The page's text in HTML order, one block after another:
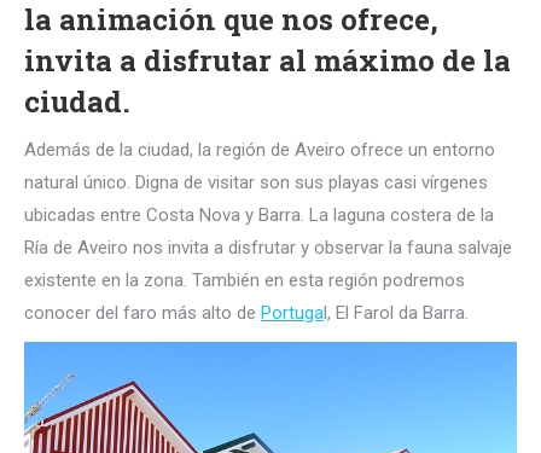
la animación que nos ofrece,
invita a disfrutar al máximo de la
ciudad.
Además de la ciudad, la región de Aveiro ofrece un entorno
natural único. Digna de visitar son sus playas casi vírgenes
ubicadas entre Costa Nova y Barra. La laguna costera de la
Ría de Aveiro nos invita a disfrutar y observar la fauna salvaje
existente en la zona. También en esta región podremos
conocer del faro más alto de Portugal, El Farol da Barra.